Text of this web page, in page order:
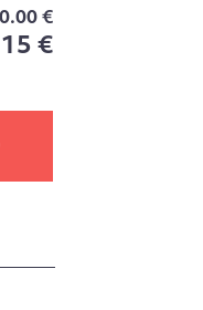
0.00 €
€